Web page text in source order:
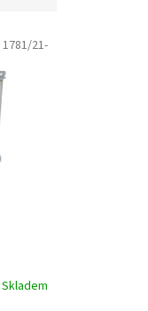
Skladem
1781/21-